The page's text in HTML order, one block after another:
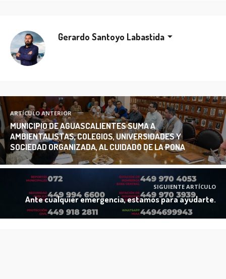
Gerardo Santoyo Labastida
ARTÍCULO ANTERIOR
MUNICIPIO DE AGUASCALIENTES SUMA A
AMBIENTALISTAS, COLEGIOS, UNIVERSIDADES Y
SOCIEDAD ORGANIZADA, AL CUIDADO DE LA PONA
SIGUIENTE ARTÍCULO
Ante cualquier emergencia, estamos para ayudarte.